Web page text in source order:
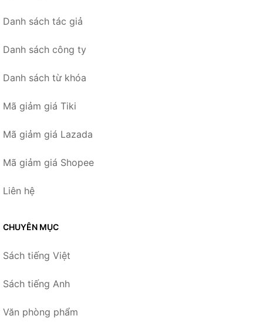
Danh sách tác giả
Danh sách công ty
Danh sách từ khóa
Mã giảm giá Tiki
Mã giảm giá Lazada
Mã giảm giá Shopee
Liên hệ
CHUYÊN MỤC
Sách tiếng Việt
Sách tiếng Anh
Văn phòng phẩm